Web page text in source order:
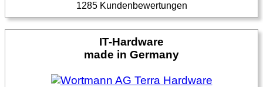
1285 Kundenbewertungen
IT-Hardware
made in Germany